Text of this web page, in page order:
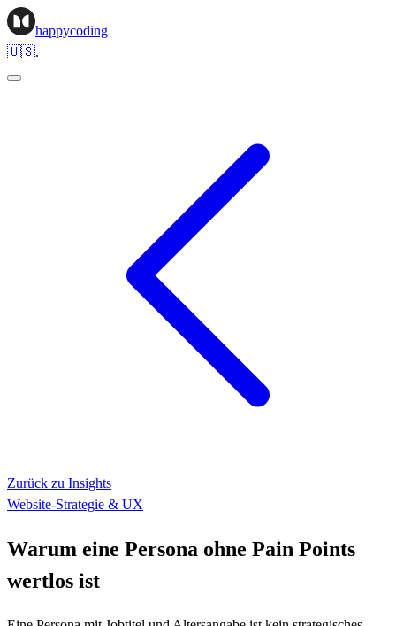
happycoding
🇺🇸.
Zurück zu Insights
Website-Strategie & UX
Warum eine Persona ohne Pain Points
wertlos ist